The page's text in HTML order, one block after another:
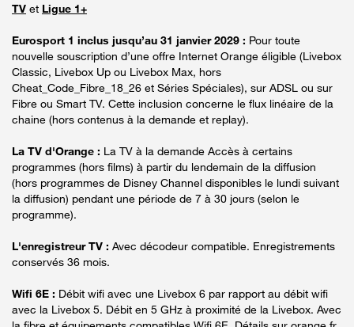
TV et Ligue 1+
Eurosport 1 inclus jusqu’au 31 janvier 2029 : Pour toute
nouvelle souscription d’une offre Internet Orange éligible (Livebox
Classic, Livebox Up ou Livebox Max, hors
Cheat_Code_Fibre_18_26 et Séries Spéciales), sur ADSL ou sur
Fibre ou Smart TV. Cette inclusion concerne le flux linéaire de la
chaine (hors contenus à la demande et replay).
La TV d'Orange : La TV à la demande Accès à certains
programmes (hors films) à partir du lendemain de la diffusion
(hors programmes de Disney Channel disponibles le lundi suivant
la diffusion) pendant une période de 7 à 30 jours (selon le
programme).
L'enregistreur TV : Avec décodeur compatible. Enregistrements
conservés 36 mois.
Wifi 6E : Débit wifi avec une Livebox 6 par rapport au débit wifi
avec la Livebox 5. Débit en 5 GHz à proximité de la Livebox. Avec